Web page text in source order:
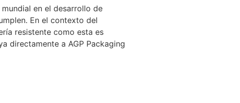
en el desarrollo de
En el contexto del
resistente como esta es
directamente a AGP Packaging